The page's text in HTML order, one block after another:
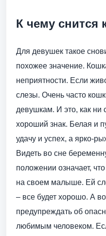
К чему снится
Для девушек такое
похожее значение.
неприятности. Если
слезы. Очень часто
девушкам. И это, как ни
хороший знак. Белая и
удачу и успех, а ярко-
Видеть во сне
положении означает,
на своем малыше. Ей
– все будет хорошо. А
предупреждать об
любимым человеком.